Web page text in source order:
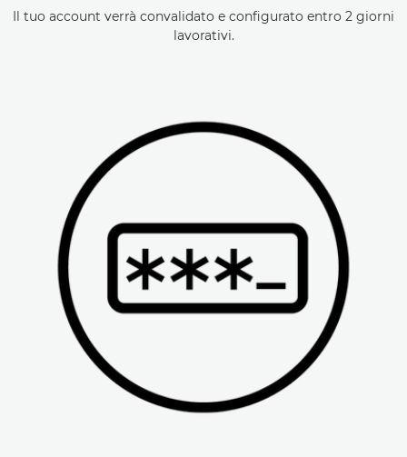
Il tuo account verrà convalidato e configurato entro 2 giorni
lavorativi.